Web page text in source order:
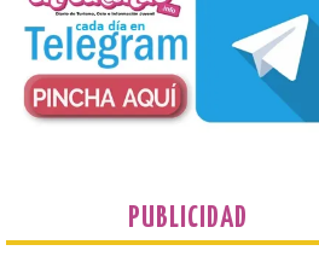
2026.- La
Europea ha actualizado las normas de
programa de prácticas,
marco único modernizado que hace
programa […]
velocidad gratuito de
Starlink
PUBLICIDAD